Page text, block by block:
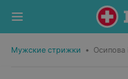
Мужские стрижки • Осипова